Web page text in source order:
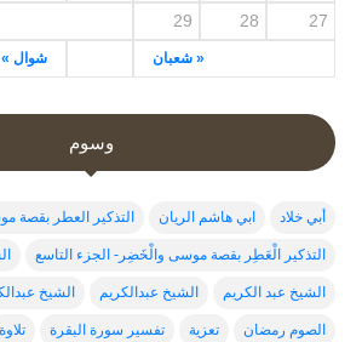
« شعبان شوال »
27
28
29
وسوم
أبي خلاد ابي هاشم الريان التذكير العطر بقصة
التذكير الْعَطِر بقصة موسى والْخَضِر- الجزء التاسع
الشيخ عبد الكريم الشيخ عبدالكريم الشيخ
الصوم رمضان تعزية تفسير سورة البقرة تلاوة